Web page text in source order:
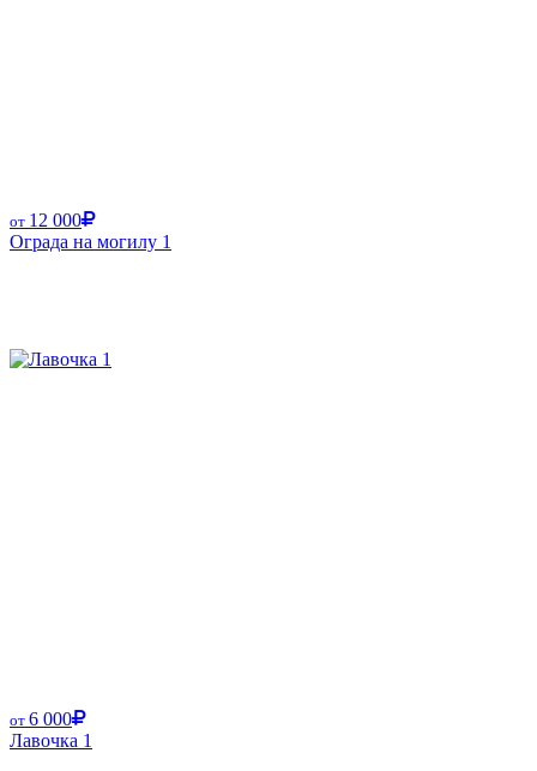
от 12 000
Ограда на могилу 1
от 6 000
Лавочка 1